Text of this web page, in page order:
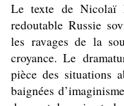
Le texte de Nicolaï
redoutable Russie
les ravages de la
croyance. Le
pièce des situations
baignées